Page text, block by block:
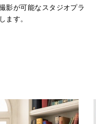
影が可能なスタジオプラ
ます。